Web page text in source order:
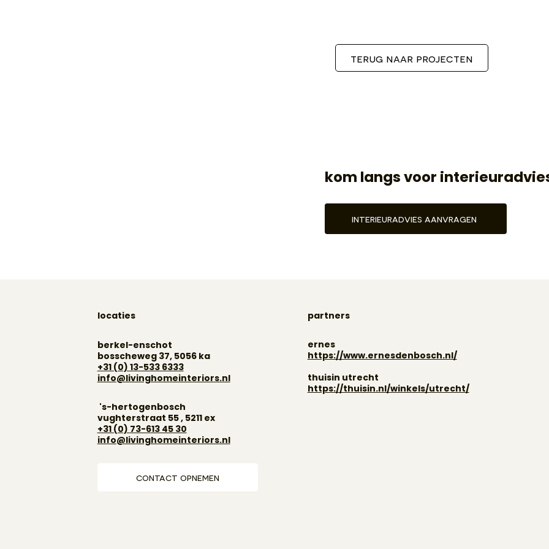
terug naar projecten
kom langs voor
interieuradvies aanvragen
locaties
berkel-enschot
bosscheweg 37, 5056 ka
+31 (0) 13-533 6333
info@livinghomeinteriors.nl
's-hertogenbosch
vughterstraat 55 , 5211 ex
+31 (0) 73-613 45 30
info@livinghomeinteriors.nl
contact opnemen
partners
ernes
https://www.ernesdenbosch.nl/
thuisin utrecht
https://thuisin.nl/winkels/utrecht/